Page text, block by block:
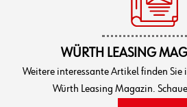
WÜRTH LEASING
Weitere interessante Artikel finden Sie
Würth Leasing Magazin.